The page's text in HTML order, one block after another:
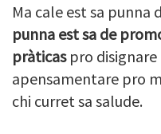
Ma cale est sa
punna est sa de
pràticaspro disignare
apensamentare pro
chi curret sa salude.